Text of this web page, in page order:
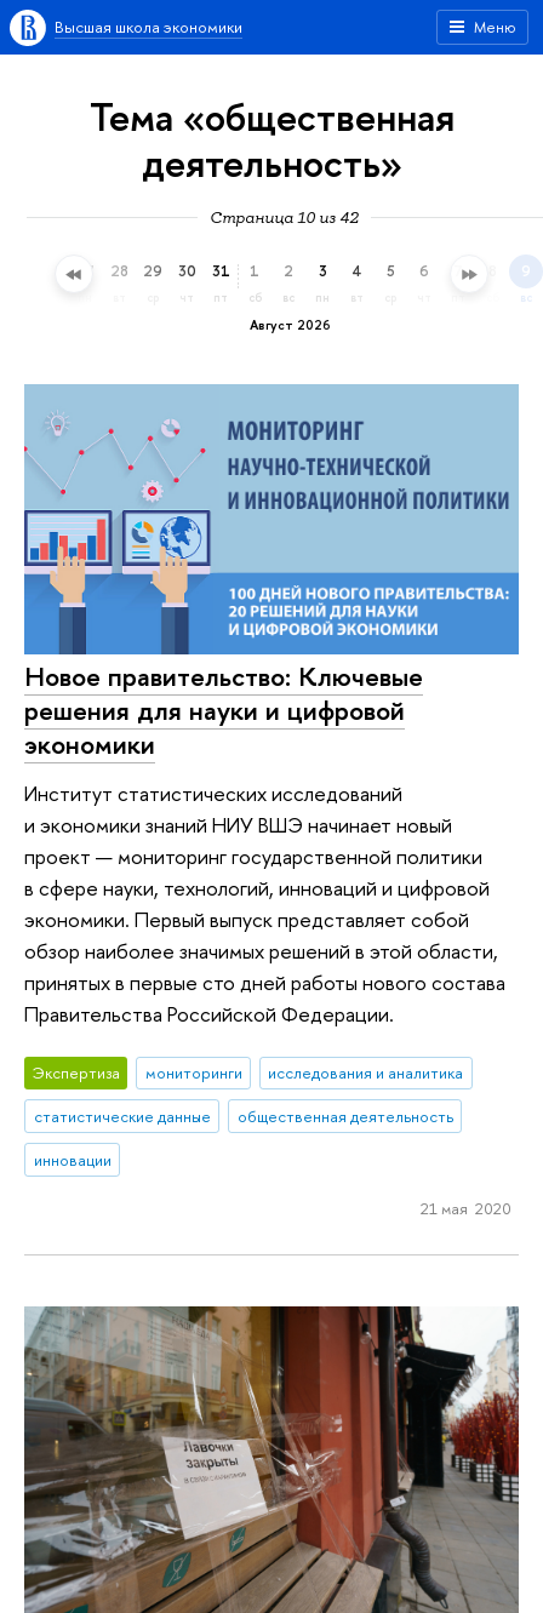
Меню
Высшая школа экономики
Тема «общественная
деятельность»
Страница 10 из 42
27 28 29 30
чт
31
пт
Август 2026
1
сб
2
вс
3
пн
4
вт
5 6 7 9
вс
Новое правительство: Ключевые
решения для науки и цифровой
экономики
Институт статистических исследований
и экономики знаний НИУ ВШЭ начинает новый
проект — мониторинг государственной политики
в сфере науки, технологий, инноваций и цифровой
экономики. Первый выпуск представляет собой
обзор наиболее значимых решений в этой области,
принятых в первые сто дней работы нового состава
Правительства Российской Федерации.
Экспертиза мониторинги
исследования и аналитика
статистические данные
общественная деятельность
инновации
21 мая 2020